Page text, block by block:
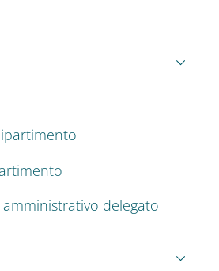
amministrativo delegato